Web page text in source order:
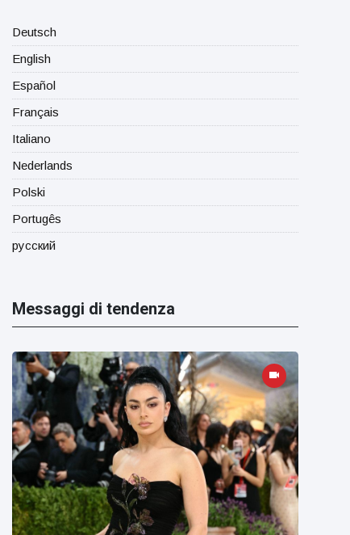
Deutsch
English
Español
Français
Italiano
Nederlands
Polski
Portugês
русский
Messaggi di tendenza